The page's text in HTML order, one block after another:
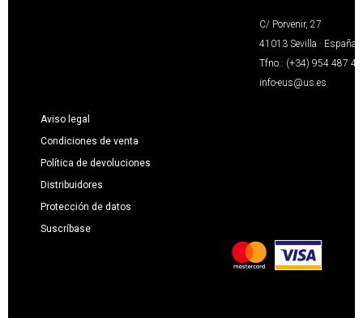
C/ Porvenir, 27
41013 Sevilla · España
Tfno.: (+34) 954 487
info-eus@us.es
Aviso legal
Condiciones de venta
Política de devoluciones
Distribuidores
Protección de datos
Suscríbase